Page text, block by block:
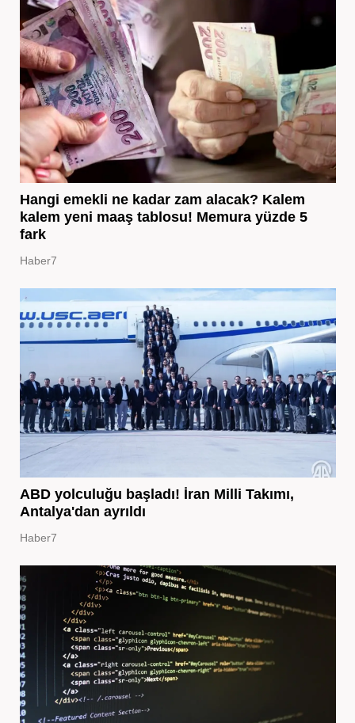
Hangi emekli ne kadar zam alacak? Kalem
kalem yeni maaş tablosu! Memura yüzde 5
fark
Haber7
ABD yolculuğu başladı! İran Milli Takımı,
Antalya'dan ayrıldı
Haber7